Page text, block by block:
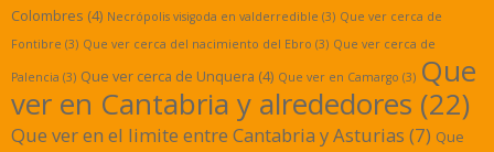
Colombres (4) Necrópolis visigoda en valderredible (3) Que ver cerca de
Fontibre (3) Que ver cerca del nacimiento del Ebro (3) Que ver cerca de
Palencia (3) Que ver cerca de Unquera (4) Que ver en Camargo (3) Que
ver en Cantabria y alrededores (22)
Que ver en el limite entre Cantabria y Asturias (7) Que